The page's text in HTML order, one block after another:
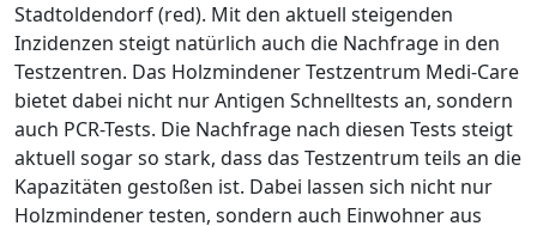
Stadtoldendorf (red). Mit den aktuell steigenden
Inzidenzen steigt natürlich auch die Nachfrage in den
Testzentren. Das Holzmindener Testzentrum Medi-Care
bietet dabei nicht nur Antigen Schnelltests an, sondern
auch PCR-Tests. Die Nachfrage nach diesen Tests steigt
aktuell sogar so stark, dass das Testzentrum teils an die
Kapazitäten gestoßen ist. Dabei lassen sich nicht nur
Holzmindener testen, sondern auch Einwohner aus